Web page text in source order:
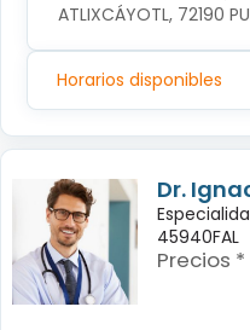
ATLIXCÁYOTL, 72190
Horarios disponibles
Dr.
45940FAL
Precios